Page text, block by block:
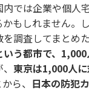
では企業や個人
もしれません。
調査してまとめ
いう都市で、
東京は1,000人
ら、 日本の防犯